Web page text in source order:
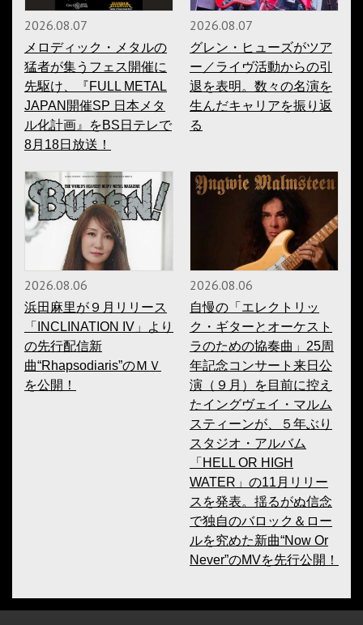
2026.08.07
メロディック・メタルの
猛者が集うフェス開催に
先駆け、『FULL METAL
JAPAN開催SP 日本メタ
ル化計画』をBS日テレで
8月18日放送！
2026.08.07
グレン・ヒューズがツア
ー／ライヴ活動からの引
退を表明。数々の名演を
生んだキャリアを振り返
る
2026.08.06
浜田麻里が９月リリース
「INCLINATION IV」より
の先行配信新
曲“Rhapsodiaris”のＭＶ
を公開！
2026.08.06
自慢の「エレクトリッ
ク・ギターとオーケスト
ラのための協奏曲」25周
年記念コンサート来日公
演（９月）を目前に控え
たイングヴェイ・マルム
スティーンが、５年ぶり
スタジオ・アルバム
「HELL OR HIGH
WATER」の11月リリー
スを発表。揺るがぬ信念
で独自のバロック＆ロー
ルを究めた新曲“Now Or
Never”のMVを先行公開！